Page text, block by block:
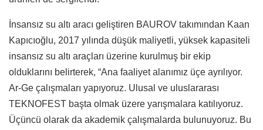
İnsansız su altı aracı geliştiren BAUROV takımından Kaan
Kapıcıoğlu, 2017 yılında düşük maliyetli, yüksek kapasiteli
insansız su altı araçları üzerine kurulmuş bir ekip
olduklarını belirterek, “Ana faaliyet alanımız üçe ayrılıyor.
Ar-Ge çalışmaları yapıyoruz. Ulusal ve uluslararası
TEKNOFEST başta olmak üzere yarışmalara katılıyoruz.
Üçüncü olarak da akademik çalışmalarda bulunuyoruz. Bu